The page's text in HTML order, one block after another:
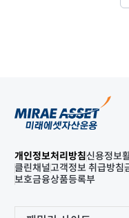
개인정보처리방침신용정보
클린채널고객정보 취급방침
보호금융상품등록부